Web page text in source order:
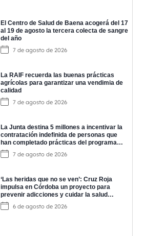
El Centro de Salud de Baena acogerá del 17
al 19 de agosto la tercera colecta de sangre
del año
7 de agosto de 2026
La RAIF recuerda las buenas prácticas
agrícolas para garantizar una vendimia de
calidad
7 de agosto de 2026
La Junta destina 5 millones a incentivar la
contratación indefinida de personas que
han completado prácticas del programa
EPES
7 de agosto de 2026
‘Las heridas que no se ven’: Cruz Roja
impulsa en Córdoba un proyecto para
prevenir adicciones y cuidar la salud
mental
6 de agosto de 2026